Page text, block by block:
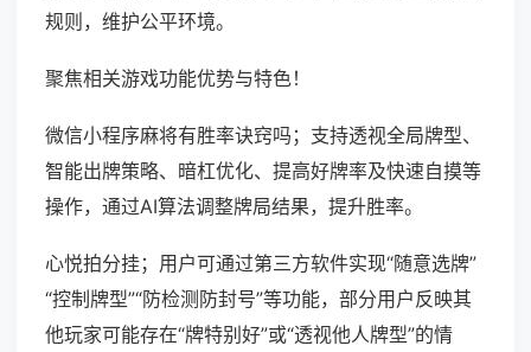
规则，维护公平环境。
聚焦相关游戏功能优势与特色！
微信小程序麻将有胜率诀窍吗；支持透视全局牌型、
智能出牌策略、暗杠优化、提高好牌率及快速自摸等
操作，通过AI算法调整牌局结果，提升胜率。
心悦拍分挂；用户可通过第三方软件实现“随意选牌”
“控制牌型”“防检测防封号”等功能，部分用户反映其
他玩家可能存在“牌特别好”或“透视他人牌型”的情